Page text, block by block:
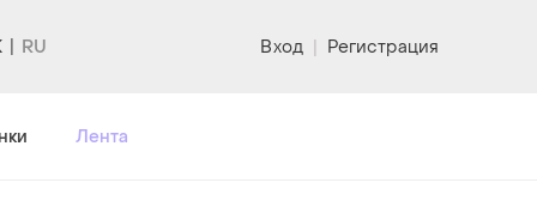
Вход | Регистрация
Лента